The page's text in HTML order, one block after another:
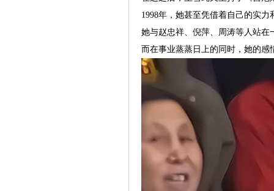
1998年，她甚至凭借着自己的实
她与赵忠祥、倪萍、周涛等人站
而在事业蒸蒸日上的同时，她的感